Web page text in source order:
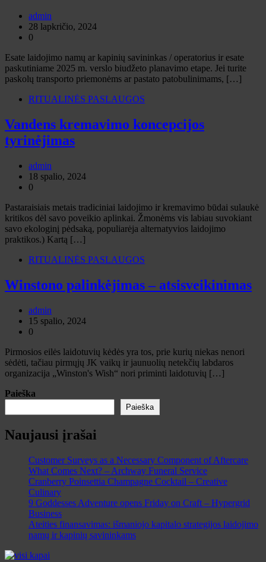
admin
28 lapkričio, 2024
0
Esate laidojimo namų ar kapinių savininkas / operatorius ir esate
paskutiniame 2025 m. verslo biudžeto planavimo etape. Jei turite
paskolų transporto priemonėms ar pastato patobulinimams, […]
RITUALINĖS PASLAUGOS
Vandens kremavimo koncepcijos
tyrinėjimas
admin
18 spalio, 2024
0
Pastaraisiais metais tradiciniai laidojimo ir kremavimo būdai sulaukė
kritikos dėl savo poveikio aplinkai. Žmonėms vis labiau suvokiant
savo ekologinį pėdsaką, populiarėja alternatyvios laidojimo
praktikos.) Kartą […]
RITUALINĖS PASLAUGOS
Winstono palinkėjimas – atsisveikinimas
admin
15 spalio, 2024
0
Pirmosios eilės laidotuvių kėdės yra tos, prie kurių niekas nenori
sėdėti, tačiau pirmųjų JK vaikų ir jaunuolių netekčių labdaros
organizacija „Winston's Wish“ nori priminti laidotuvių […]
Paieška
Paieška
Naujausi įrašai
Customer Surveys as a Necessary Component of Aftercare
What Comes Next? – Archway Funeral Service
Cranberry Poinsettia Champagne Cocktail – Creative
Culinary
9 Goddesses Adventure opens Friday on Craft – Hypergrid
Business
Ateities finansavimas: išmaniojo kapitalo strategijos laidojimo
namų ir kapinių savininkams